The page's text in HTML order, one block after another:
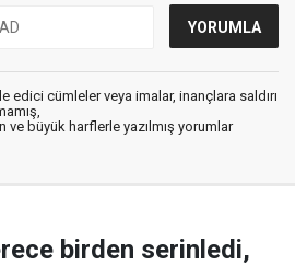
edici cümleler veya imalar, inançlara saldırı
ve büyük harflerle yazılmış yorumlar
birden serinledi,